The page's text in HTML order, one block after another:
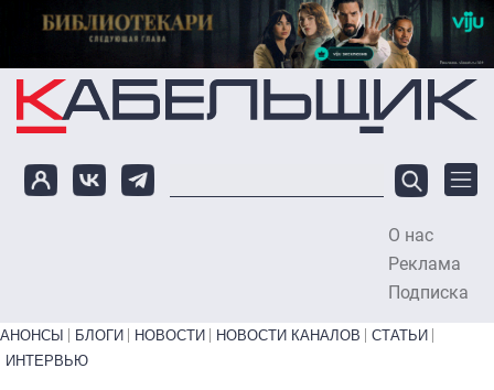
Перейти к основному содержанию
О нас
Реклама
Подписка
Primary links bottom
АНОНСЫ БЛОГИ НОВОСТИ НОВОСТИ КАНАЛОВ
СТАТЬИ
ИНТЕРВЬЮ